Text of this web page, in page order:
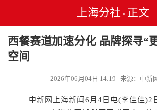
上海分社 • 正文
西餐赛道加速分化 品牌探寻“
空间
2026年06月04日 14:19 来源：中新
中新网上海新闻6月4日电(李佳佳)2